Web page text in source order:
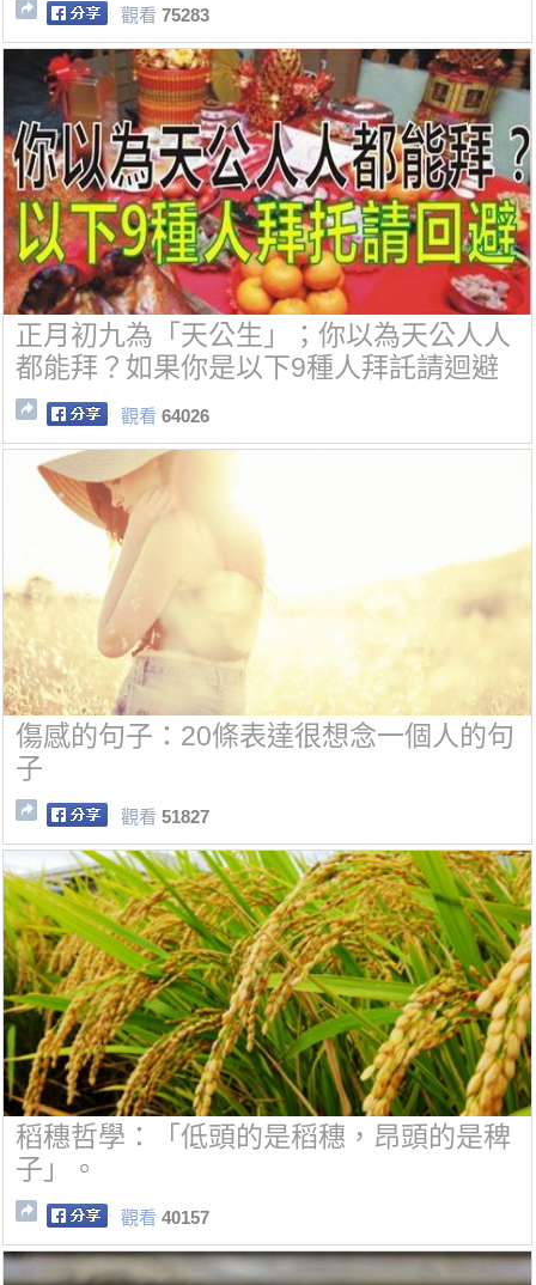
觀看 75283
正月初九為「天公生」；你以為天公人人
都能拜？如果你是以下9種人拜託請迴避
觀看 64026
傷感的句子：20條表達很想念一個人的句
子
觀看 51827
稻穗哲學：「低頭的是稻穗，昂頭的是稗
子」。
觀看 40157